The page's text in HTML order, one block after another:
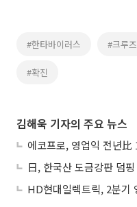
#한타바이러스 #크루즈
#확진
김해욱 기자의 주요 뉴스